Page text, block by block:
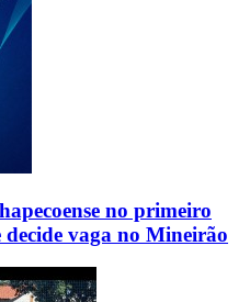
no primeiro
vaga no Mineirão